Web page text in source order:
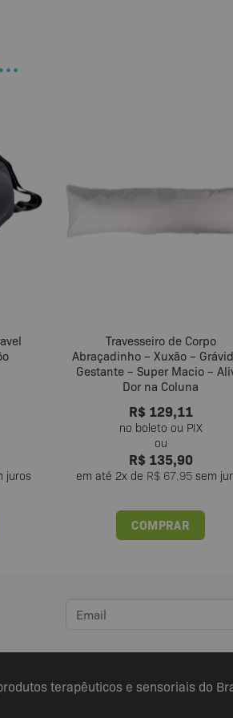
juros
Travesseiro de Corpo
Abraçadinho – Xuxão –
Gestante – Super Macio –
Dor na Coluna
R$129,11
R$135,90
em até 2x de R$ 67,95 sem
COMPRAR
terapêuticos e sensoriais do